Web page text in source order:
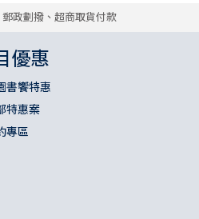
政劃撥、超商取貨付款
優惠
書饗特惠
特惠案
專區